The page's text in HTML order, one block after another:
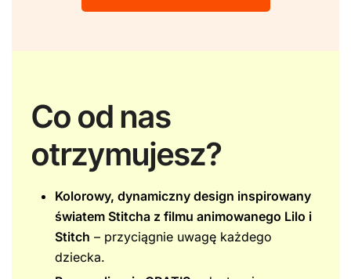
Co od nas
otrzymujesz?
Kolorowy, dynamiczny design inspirowany
światem Stitcha z filmu animowanego Lilo i
Stitch – przyciągnie uwagę każdego
dziecka.